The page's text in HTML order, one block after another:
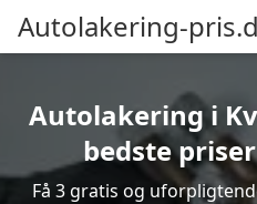
Autolakering-
Autolakering i
bedste
Få 3 gratis og